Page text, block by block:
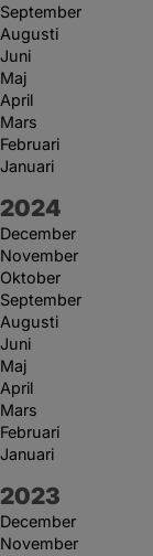
September
Augusti
Juni
Maj
April
Mars
Februari
Januari
År:
2024
December
November
Oktober
September
Augusti
Juni
Maj
April
Mars
Februari
Januari
År:
2023
December
November